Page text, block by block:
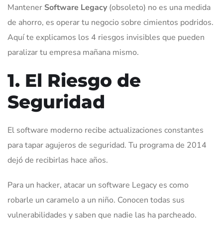
Mantener Software Legacy(obsoleto) no es una medida
de ahorro, es operar tu negocio sobre cimientos podridos.
Aquí te explicamos los 4 riesgos invisibles que pueden
paralizar tu empresa mañana mismo.
1. El Riesgo de
Seguridad
El software moderno recibe actualizaciones constantes
para tapar agujeros de seguridad. Tu programa de 2014
dejó de recibirlas hace años.
Para un hacker, atacar un software Legacy es como
robarle un caramelo a un niño. Conocen todas sus
vulnerabilidades y saben que nadie las ha parcheado.